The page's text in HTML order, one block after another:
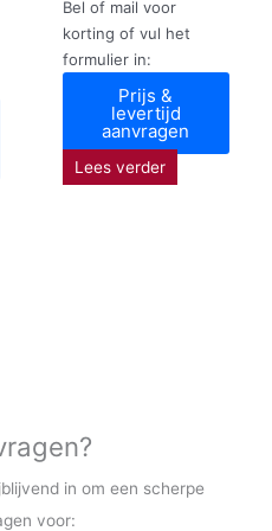
Bel of mail voor
korting of vul het
formulier in:
Prijs &
levertijd
aanvragen
Lees verder
in om een scherpe
voor: